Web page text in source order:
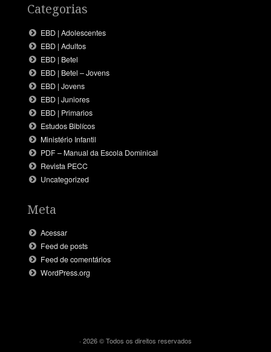
Categorias
EBD | Adolescentes
EBD | Adultos
EBD | Betel
EBD | Betel – Jovens
EBD | Jovens
EBD | Juniores
EBD | Primarios
Estudos Biblícos
Ministério Infantil
PDF – Manual da Escola Dominical
Revista PECC
Uncategorized
Meta
Acessar
Feed de posts
Feed de comentários
WordPress.org
· 2026 © Todos os direitos reservados